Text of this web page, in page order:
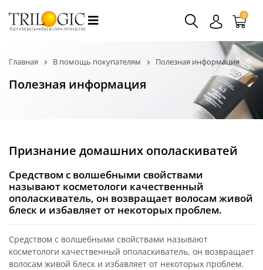
0
Главная В помощь покупателям Полезная информация
Полезная информация
Признание домашних ополаскиватей
Средством с волшебными свойствами
называют косметологи качественный
ополаскиватель, он возвращает волосам живой
блеск и избавляет от некоторых проблем.
Средством с волшебными свойствами называют
косметологи качественный ополаскиватель, он возвращает
волосам живой блеск и избавляет от некоторых проблем.